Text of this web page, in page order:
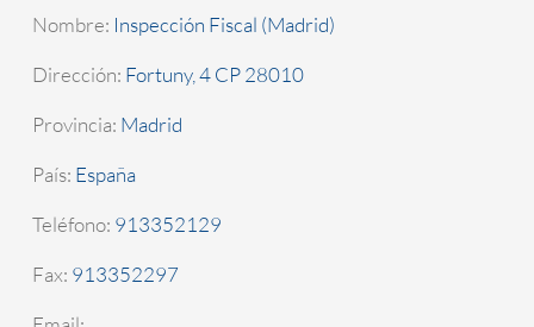
Nombre: Inspección Fiscal (Madrid)
Dirección: Fortuny, 4 CP 28010
Provincia: Madrid
País: España
Teléfono: 913352129
Fax: 913352297